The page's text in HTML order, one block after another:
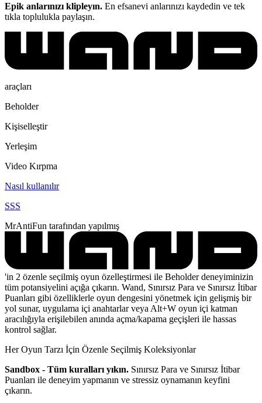
Epik anlarınızı klipleyın. En efsanevi anlarınızı kaydedin ve tek
tıkla toplulukla paylaşın.
araçları
Beholder
Kişiselleştir
Yerleşim
Video Kırpma
Nasıl kullanılır
SSS
MrAntiFun tarafından yapılmış
'in 2 özenle seçilmiş oyun özelleştirmesi ile Beholder deneyiminizin
tüm potansiyelini açığa çıkarın. Wand, Sınırsız Para ve Sınırsız İtibar
Puanları gibi özelliklerle oyun dengesini yönetmek için gelişmiş bir
yol sunar, uygulama içi anahtarlar veya Alt+W oyun içi katman
aracılığıyla erişilebilen anında açma/kapama geçişleri ile hassas
kontrol sağlar.
Her Oyun Tarzı İçin Özenle Seçilmiş Koleksiyonlar
Sandbox - Tüm kuralları yıkın. Sınırsız Para ve Sınırsız İtibar
Puanları ile deneyim yapmanın ve stressiz oynamanın keyfini
çıkarın.